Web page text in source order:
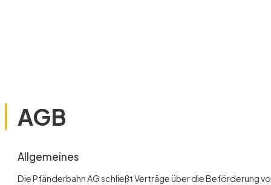
AGB
Allgemeines
Die Pfänderbahn AG schließt Verträge über die Beförderung